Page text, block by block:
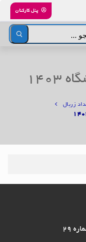
پنل کارکنان
زربال
۲۹